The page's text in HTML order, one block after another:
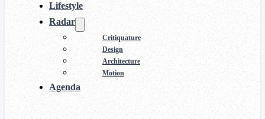
Lifestyle
Radar
Critiquature
Design
Architecture
Motion
Agenda